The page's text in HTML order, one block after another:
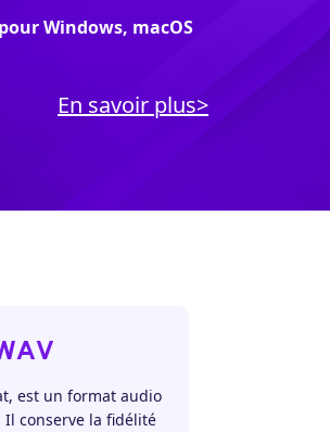
Windows, macOS
En savoir plus>
est un format audio
conserve la fidélité